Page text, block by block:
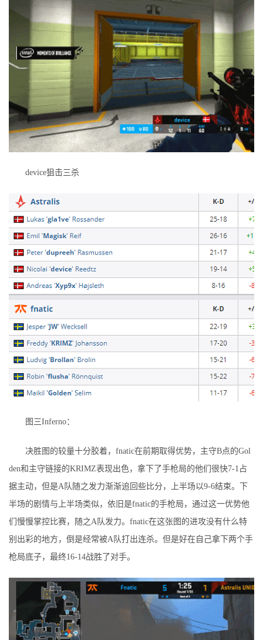
device狙击三杀
图三Inferno：
决胜图的较量十分胶着，fnatic在前期取得优势，主守B点的Gol
den和主守链接的KRIMZ表现出色，拿下了手枪局的他们很快7-1占
据主动，但是A队随之发力渐渐追回些比分，上半场以9-6结束。下
半场的剧情与上半场类似，依旧是fnatic的手枪局，通过这一优势他
们慢慢掌控比赛，随之A队发力。fnatic在这张图的进攻没有什么特
别出彩的地方，倒是经常被A队打出连杀。但是好在自己拿下两个手
枪局底子，最终16-14战胜了对手。